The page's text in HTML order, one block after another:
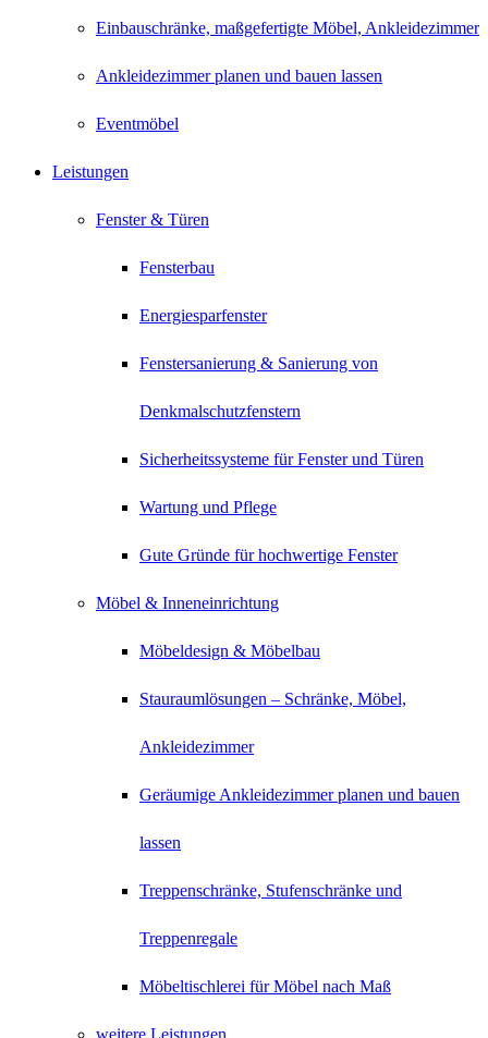
Einbauschränke, maßgefertigte Möbel, Ankleidezimmer
Ankleidezimmer planen und bauen lassen
Eventmöbel
Leistungen
Fenster & Türen
Fensterbau
Energiesparfenster
Fenstersanierung & Sanierung von
Denkmalschutzfenstern
Sicherheitssysteme für Fenster und Türen
Wartung und Pflege
Gute Gründe für hochwertige Fenster
Möbel & Inneneinrichtung
Möbeldesign & Möbelbau
Stauraumlösungen – Schränke, Möbel,
Ankleidezimmer
Geräumige Ankleidezimmer planen und bauen
lassen
Treppenschränke, Stufenschränke und
Treppenregale
Möbeltischlerei für Möbel nach Maß
weitere Leistungen